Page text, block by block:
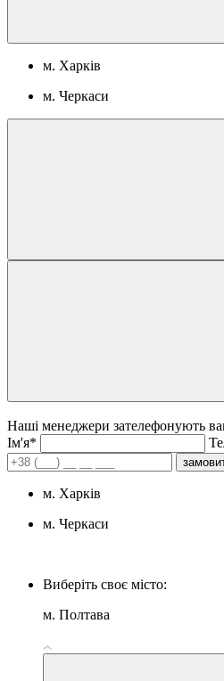
м. Харків
м. Черкаси
Наші менеджери зателефонують
Iм'я*
м. Харків
м. Черкаси
Виберіть своє місто:
м. Полтава